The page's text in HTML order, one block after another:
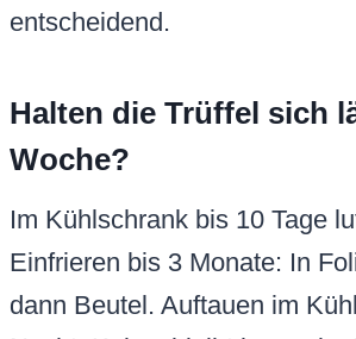
entscheidend.
Halten die Trüffel sich
Woche?
Im Kühlschrank bis 10 Tage
Einfrieren bis 3 Monate: In
dann Beutel. Auftauen im